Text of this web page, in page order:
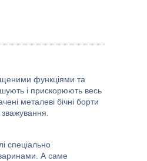
функціями та
і прискорюють весь
металеві бічні борти
спеціально
А саме